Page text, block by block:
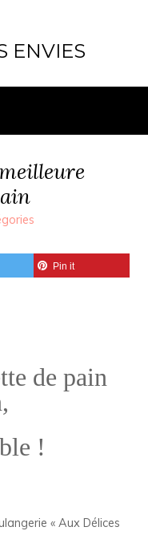
ENVIES
Pin it
de pain
!
« Aux Délices